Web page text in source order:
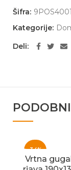
Šifra: 9POS4001
Kategorije:
Deli
-34%
Vrtna